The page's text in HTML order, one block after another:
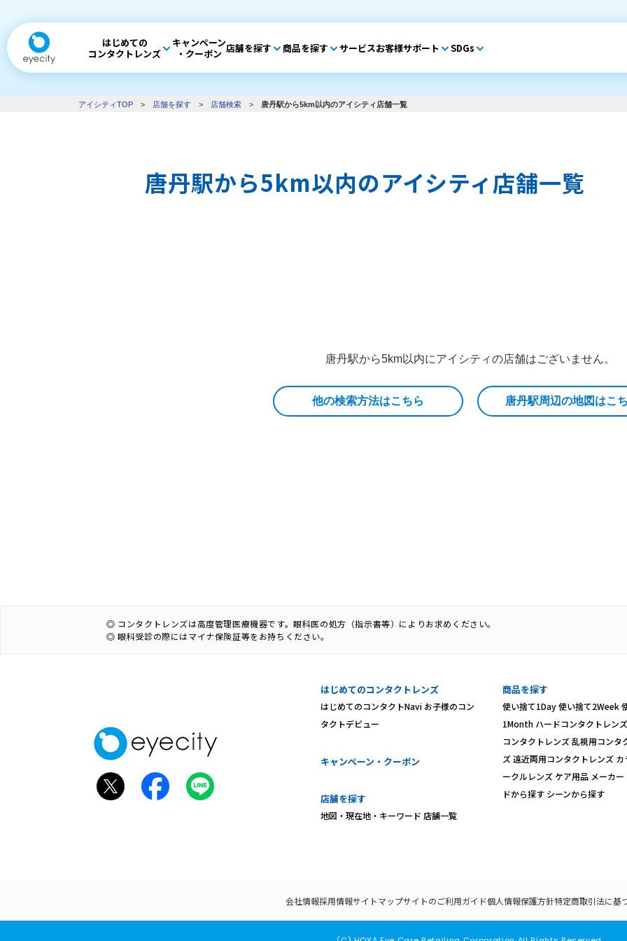
はじめての
コンタクトレンズ
キャンペーン
・クーポン 店舗を探す 商品を探す サービスお客様サポート SDGs
アイシティTOP > 店舗を探す > 店舗検索 > 唐丹駅から5km以内のアイシティ店舗一覧
唐丹駅から5km以内のアイシティ店舗一覧
唐丹駅から5km以内にアイシティの店舗はございません。
他の検索方法はこちら 唐丹駅周辺の地図はこ
◎ コンタクトレンズは高度管理医療機器です。眼科医の処方（指示書等）によりお求めください。
◎ 眼科受診の際にはマイナ保険証等をお持ちください。
はじめてのコンタクトレンズ
はじめてのコンタクトNavi お子様のコン
タクトデビュー
キャンペーン・クーポン
店舗を探す
地図・現在地・キーワード 店舗一覧
商品を探す
使い捨て1Day 使い捨て2Week
1Month ハードコンタクトレンズ
コンタクトレンズ 乱視用コンタ
ズ 遠近両用コンタクトレンズ カ
ークルレンズ ケア用品 メーカ
ドから探す シーンから探す
会社情報採用情報サイトマップサイトのご利用ガイド個人情報保護方針特定商取引法に基